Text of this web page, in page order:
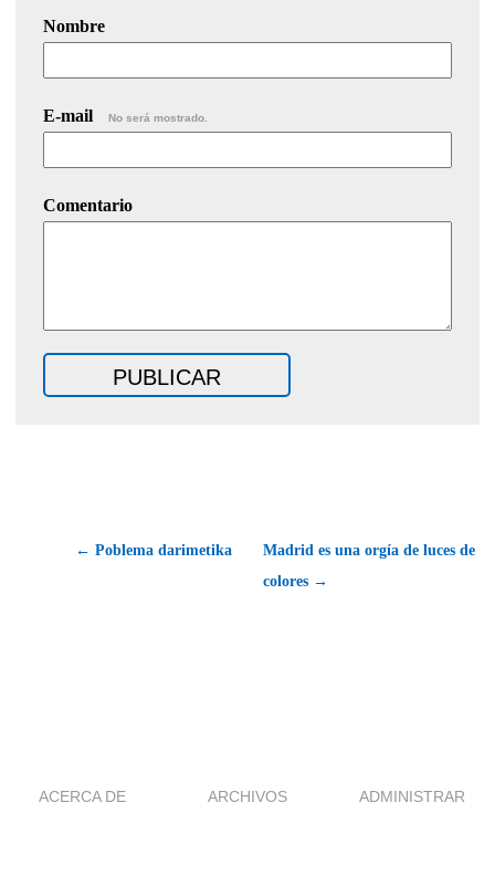
Nombre
E-mail No será mostrado.
Comentario
← Poblema darimetika
Madrid es una orgía de luces de
colores →
ACERCA DE ARCHIVOS ADMINISTRAR